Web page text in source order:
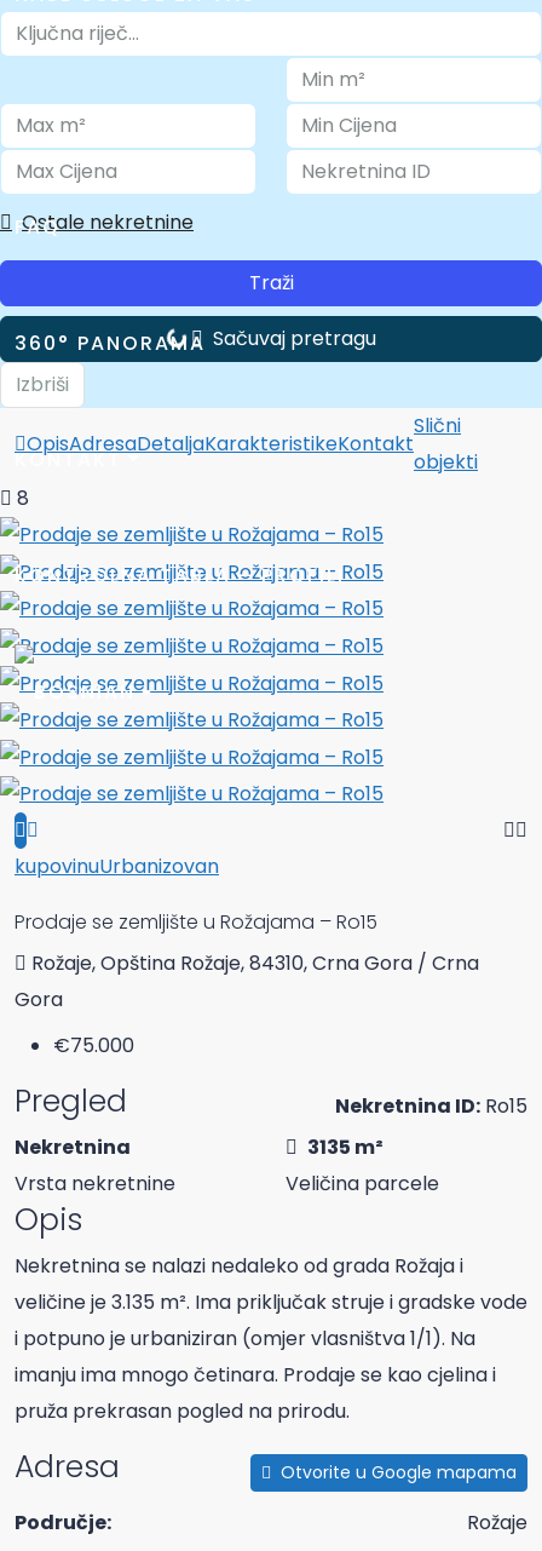
O NAMA
FAQ
360° PANORAMA
KONTAKT
KONTROLNA TABLA – PROFILI
Ostale nekretnine
Traži
Sačuvaj pretragu
Izbriši
OpisAdresaDetaljaKarakteristikeKontakt
Slični
objekti
8
kupovinuUrbanizovan
Prodaje se zemljište u Rožajama – Ro15
Rožaje, Opština Rožaje, 84310, Crna Gora / Crna
Gora
€75.000
Pregled Nekretnina ID: Ro15
Nekretnina
Vrsta nekretnine
3135 m²
Veličina parcele
Opis
Nekretnina se nalazi nedaleko od grada Rožaja i
veličine je 3.135 m². Ima priključak struje i gradske vode
i potpuno je urbaniziran (omjer vlasništva 1/1). Na
imanju ima mnogo četinara. Prodaje se kao cjelina i
pruža prekrasan pogled na prirodu.
Adresa Otvorite u Google mapama
Područje:
Rožaje